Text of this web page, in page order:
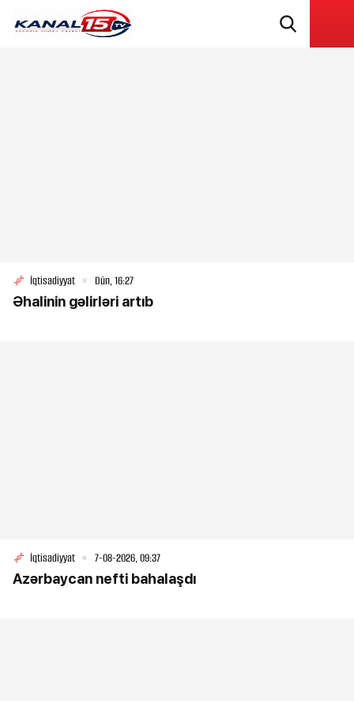
İqtisadiyyat Dün, 16:27
Əhalinin gəlirləri artıb
İqtisadiyyat 7-08-2026, 09:37
Azərbaycan nefti bahalaşdı